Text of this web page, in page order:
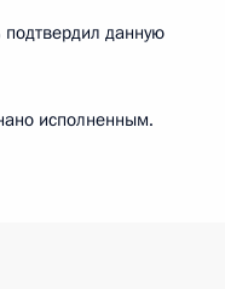
данную
исполненным.